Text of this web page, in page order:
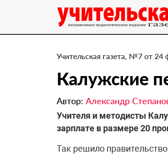
Учительская газета, №7 от 24
Калужские
Автор: Александр
Учителя и методисты
зарплате в размере 20
Так решило